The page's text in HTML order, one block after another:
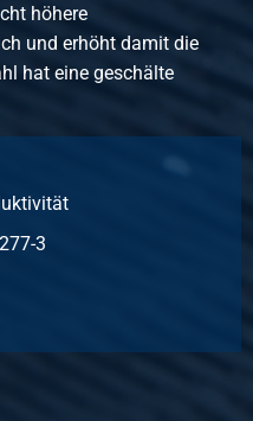
höhere
und erhöht damit die
hat eine geschälte
3